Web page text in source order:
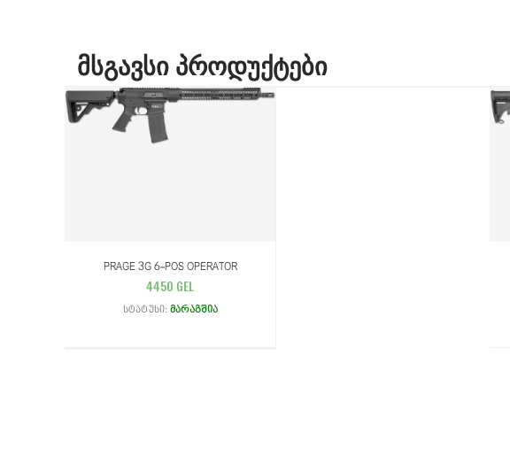
ᲛᲡᲒᲐᲕᲡᲘ ᲞᲠᲝᲓᲣᲥᲢᲔᲑᲘ
PRAGE 3G 6-POS OPERATOR
4450 GEL
Სტატუსი: Მარაგშია